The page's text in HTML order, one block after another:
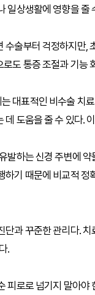
일상생활에 영향을 줄
수술부터 걱정하지만,
도 통증 조절과 기능
대표적인 비수술 치
도움을 줄 수 있다.
발하는 신경 주변에
기 때문에 비교적
과 꾸준한 관리다.
.
피로로 넘기지 말아